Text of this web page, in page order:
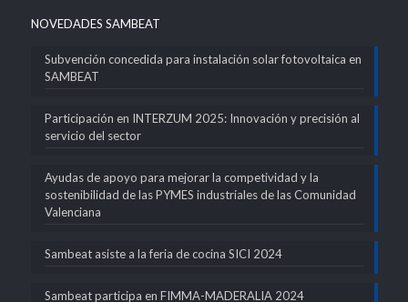
NOVEDADES SAMBEAT
Subvención concedida para instalación solar fotovoltaica en
SAMBEAT
Participación en INTERZUM 2025: Innovación y precisión al
servicio del sector
Ayudas de apoyo para mejorar la competividad y la
sostenibilidad de las PYMES industriales de las Comunidad
Valenciana
Sambeat asiste a la feria de cocina SICI 2024
Sambeat participa en FIMMA-MADERALIA 2024